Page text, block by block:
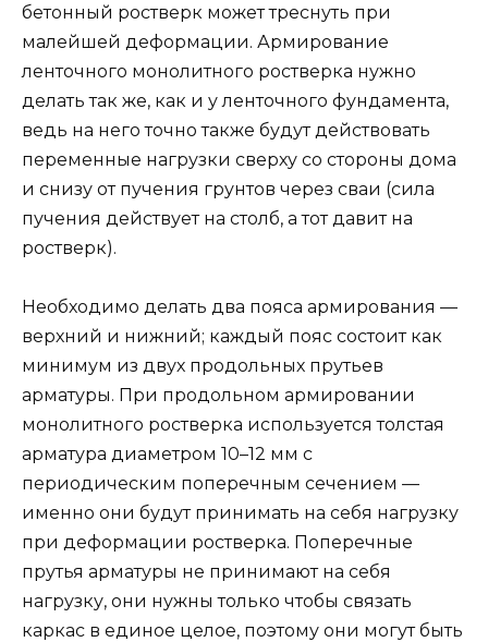
бетонный ростверк может треснуть при
малейшей деформации. Армирование
ленточного монолитного ростверка нужно
делать так же, как и у ленточного фундамента,
ведь на него точно также будут действовать
переменные нагрузки сверху со стороны дома
и снизу от пучения грунтов через сваи (сила
пучения действует на столб, а тот давит на
ростверк).
Необходимо делать два пояса армирования —
верхний и нижний; каждый пояс состоит как
минимум из двух продольных прутьев
арматуры. При продольном армировании
монолитного ростверка используется толстая
арматура диаметром 10–12 мм с
периодическим поперечным сечением —
именно они будут принимать на себя нагрузку
при деформации ростверка. Поперечные
прутья арматуры не принимают на себя
нагрузку, они нужны только чтобы связать
каркас в единое целое, поэтому они могут быть